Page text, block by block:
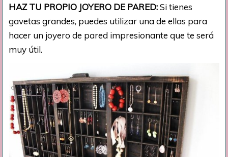
HAZ TU PROPIO JOYERO DE PARED:Si tienes
gavetas grandes, puedes utilizar una de ellas para
hacer un joyero de pared impresionante que te será
muy útil.